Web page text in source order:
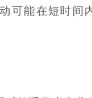
可能在短时间